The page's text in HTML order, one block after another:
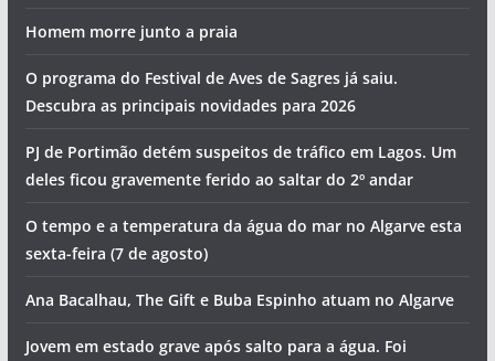
Homem morre junto a praia
O programa do Festival de Aves de Sagres já saiu.
Descubra as principais novidades para 2026
PJ de Portimão detém suspeitos de tráfico em Lagos. Um
deles ficou gravemente ferido ao saltar do 2º andar
O tempo e a temperatura da água do mar no Algarve esta
sexta-feira (7 de agosto)
Ana Bacalhau, The Gift e Buba Espinho atuam no Algarve
Jovem em estado grave após salto para a água. Foi